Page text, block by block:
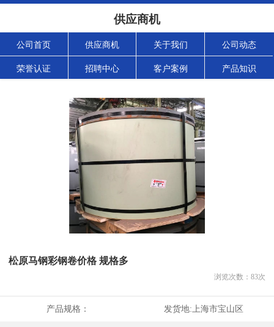
供应商机
公司首页 供应商机 关于我们 公司动态
荣誉认证 招聘中心 客户案例 产品知识
松原马钢彩钢卷价格 规格多
浏览次数： 83次
产品规格： 发货地: 上海市宝山区